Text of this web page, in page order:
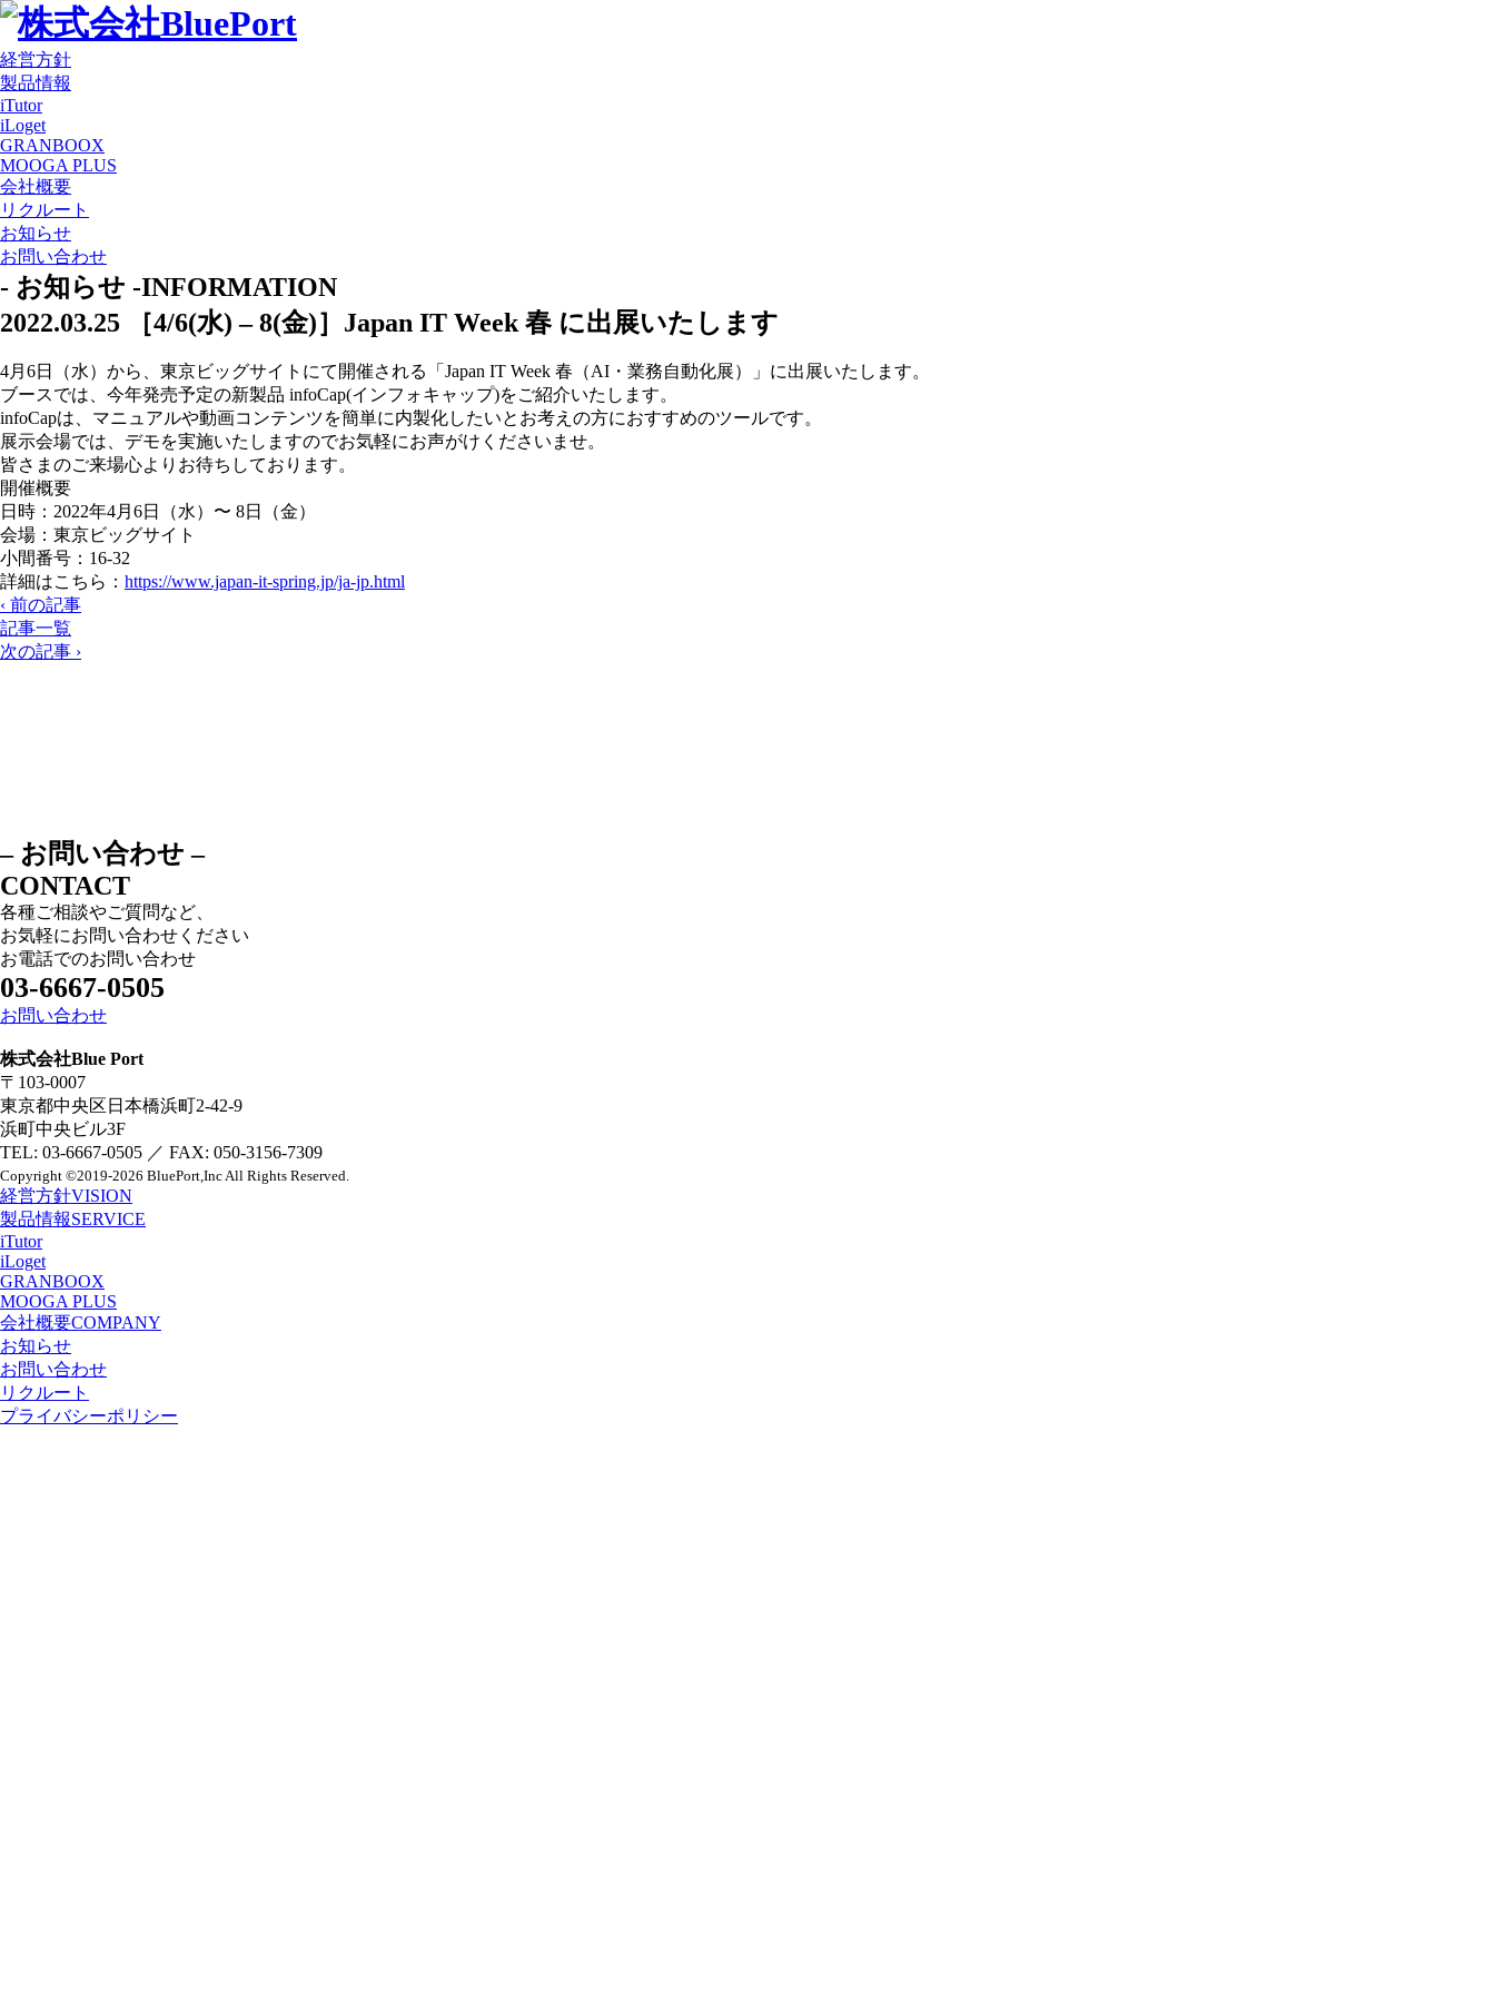
経営方針
製品情報
iTutor
iLoget
GRANBOOX
MOOGA PLUS
会社概要
リクルート
お知らせ
お問い合わせ
- お知らせ -INFORMATION
2022.03.25 ［4/6(水) – 8(金)］Japan IT Week 春 に出展いたします
4月6日（水）から、東京ビッグサイトにて開催される「Japan IT Week 春（AI・業務自動化展）」に出展いたします。
ブースでは、今年発売予定の新製品 infoCap(インフォキャップ)をご紹介いたします。
infoCapは、マニュアルや動画コンテンツを簡単に内製化したいとお考えの方におすすめのツールです。
展示会場では、デモを実施いたしますのでお気軽にお声がけくださいませ。
皆さまのご来場心よりお待ちしております。
開催概要
日時：2022年4月6日（水）〜 8日（金）
会場：東京ビッグサイト
小間番号：16-32
詳細はこちら： https://www.japan-it-spring.jp/ja-jp.html
‹ 前の記事
記事一覧
次の記事 ›
– お問い合わせ –
CONTACT
各種ご相談やご質問など、
お気軽にお問い合わせください
お電話でのお問い合わせ
03-6667-0505
お問い合わせ
株式会社Blue Port
〒103-0007
東京都中央区日本橋浜町2-42-9
浜町中央ビル3F
TEL: 03-6667-0505 ／ FAX: 050-3156-7309
Copyright ©2019-2026 BluePort,IncAll Rights Reserved.
経営方針VISION
製品情報SERVICE
iTutor
iLoget
GRANBOOX
MOOGA PLUS
会社概要COMPANY
お知らせ
お問い合わせ
リクルート
プライバシーポリシー